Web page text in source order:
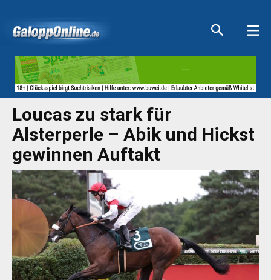
Loucas zu stark für
Alsterperle – Abik und Hickst
gewinnen Auftakt